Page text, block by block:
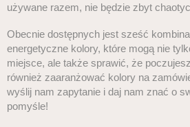
używane razem, nie będzie zbyt
Obecnie dostępnych jest sześć
energetyczne kolory, które mogą nie
miejsce, ale także sprawić, że
również zaaranżować kolory na
wyślij nam zapytanie i daj nam znać o
pomyśle!